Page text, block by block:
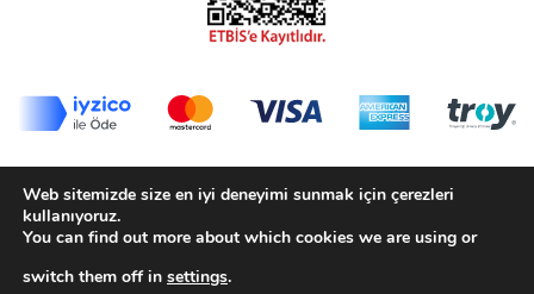
© 2020-2025 Biorfe Organik Tarım San. Tic. Ltd. Şti.
Tüm Hakları Saklıdır.
KVKK Aydınlatma Metni
Web sitemizde size en iyi deneyimi sunmak için çerezleri
kullanıyoruz.
You can find out more about which cookies we are using or
switch them off in settings.